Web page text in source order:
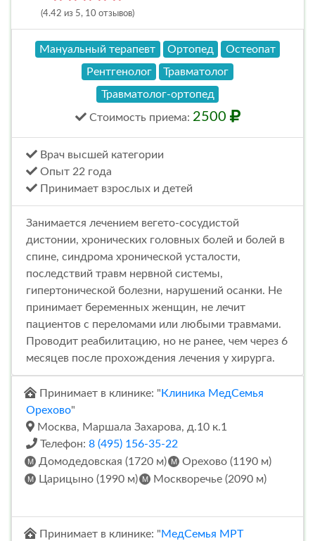
(4.42 из 5, 10 отзывов)
Мануальный терапевт Ортопед
Остеопат
Рентгенолог
Травматолог
Травматолог-ортопед
Стоимость приема: 2500
Врач высшей категории
Опыт 22 года
Принимает взрослых и детей
Занимается лечением вегето-сосудистой
дистонии, хронических головных болей и болей в
спине, синдрома хронической усталости,
последствий травм нервной системы,
гипертонической болезни, нарушений осанки. Не
принимает беременных женщин, не лечит
пациентов с переломами или любыми травмами.
Проводит реабилитацию, но не ранее, чем через 6
месяцев после прохождения лечения у хирурга.
Принимает в клинике: " Клиника МедСемья
Орехово"
Москва, Маршала Захарова, д.10 к.1
Телефон: 8 (495) 156-35-22
Домодедовская (1720 м)
Орехово (1190 м)
Царицыно (1990 м)
Москворечье (2090 м)
Принимает в клинике: "МедСемья МРТ